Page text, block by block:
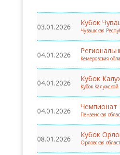
03.01.2026 Кубок
Чувашская
04.01.2026 Кемеровская
04.01.2026 Кубок
Кубок
04.01.2026 Чемпионат
Пензенская
08.01.2026 Кубок
Орловская
Судейские документы